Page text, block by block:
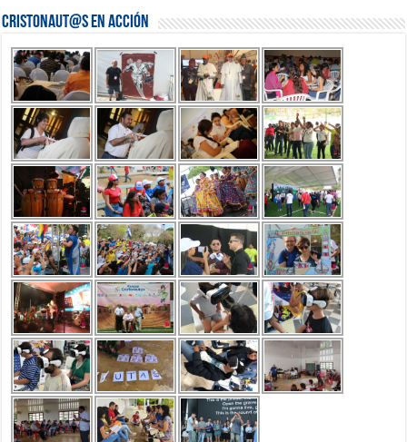
Cristonaut@s en Acción